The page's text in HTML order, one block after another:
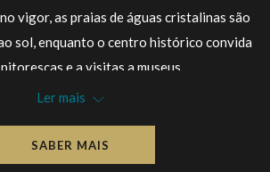
vigor, as praias de águas cristalinas são
sol, enquanto o centro histórico convida
e a visitas a museus.
repleta de eventos, desde concertos ao
artesanato. E para os mais aventureiros, a
oferece muitas atividades ao ar livre.
Ler mais
SABER MAIS